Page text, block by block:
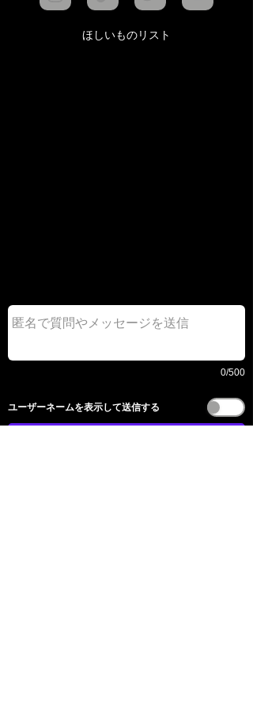
ほしいものリスト
0/500
​ユーザーネームを表示して送信する